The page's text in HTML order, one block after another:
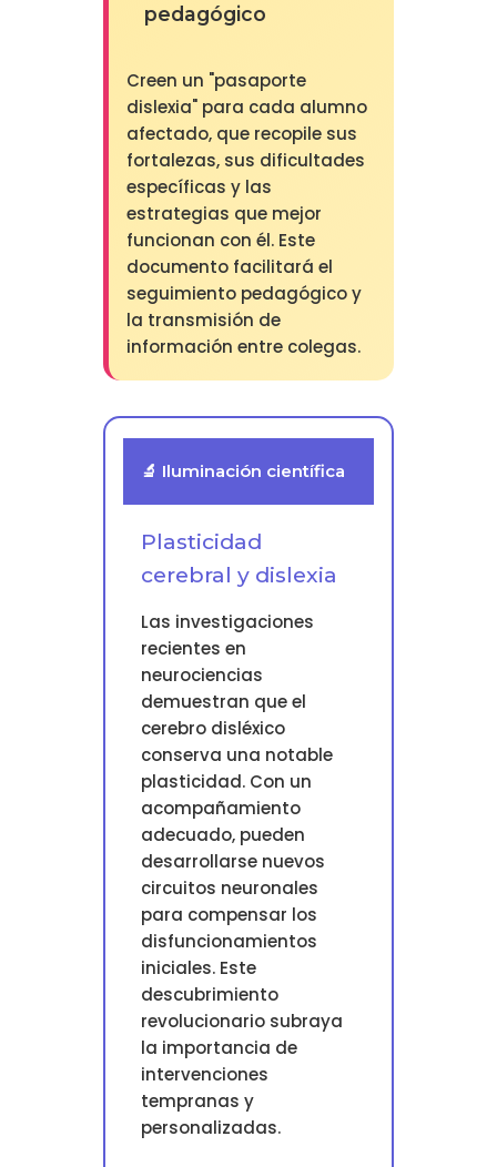
pedagógico
Creen un "pasaporte
dislexia" para cada alumno
afectado, que recopile sus
fortalezas, sus dificultades
específicas y las
estrategias que mejor
funcionan con él. Este
documento facilitará el
seguimiento pedagógico y
la transmisión de
información entre colegas.
🔬 Iluminación científica
Plasticidad
cerebral y dislexia
Las investigaciones
recientes en
neurociencias
demuestran que el
cerebro disléxico
conserva una notable
plasticidad. Con un
acompañamiento
adecuado, pueden
desarrollarse nuevos
circuitos neuronales
para compensar los
disfuncionamientos
iniciales. Este
descubrimiento
revolucionario subraya
la importancia de
intervenciones
tempranas y
personalizadas.